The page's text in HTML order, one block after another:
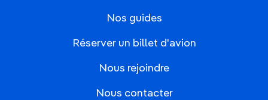
Nos guides
Réserver un billet d'avion
Nous rejoindre
Nous contacter